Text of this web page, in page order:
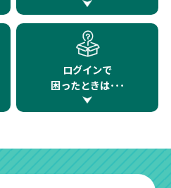
ログインで
困ったときは･･･